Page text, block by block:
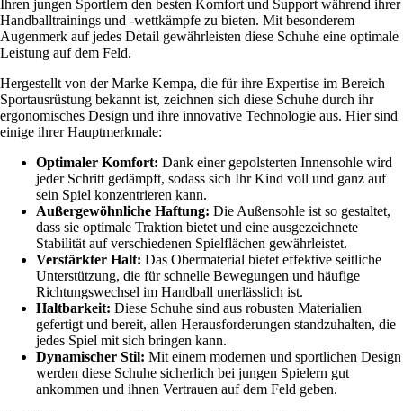
Ihren jungen Sportlern den besten Komfort und Support während ihrer
Handballtrainings und -wettkämpfe zu bieten. Mit besonderem
Augenmerk auf jedes Detail gewährleisten diese Schuhe eine optimale
Leistung auf dem Feld.
Hergestellt von der Marke Kempa, die für ihre Expertise im Bereich
Sportausrüstung bekannt ist, zeichnen sich diese Schuhe durch ihr
ergonomisches Design und ihre innovative Technologie aus. Hier sind
einige ihrer Hauptmerkmale:
Optimaler Komfort: Dank einer gepolsterten Innensohle wird
jeder Schritt gedämpft, sodass sich Ihr Kind voll und ganz auf
sein Spiel konzentrieren kann.
Außergewöhnliche Haftung: Die Außensohle ist so gestaltet,
dass sie optimale Traktion bietet und eine ausgezeichnete
Stabilität auf verschiedenen Spielflächen gewährleistet.
Verstärkter Halt: Das Obermaterial bietet effektive seitliche
Unterstützung, die für schnelle Bewegungen und häufige
Richtungswechsel im Handball unerlässlich ist.
Haltbarkeit: Diese Schuhe sind aus robusten Materialien
gefertigt und bereit, allen Herausforderungen standzuhalten, die
jedes Spiel mit sich bringen kann.
Dynamischer Stil: Mit einem modernen und sportlichen Design
werden diese Schuhe sicherlich bei jungen Spielern gut
ankommen und ihnen Vertrauen auf dem Feld geben.